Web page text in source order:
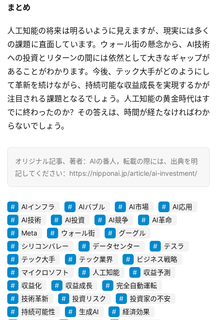
ー
ス
A
I
ツ
ー
ル
ッ
用
お
問
い
合
わ
せ
まとめ
人工知能の将来は明るいように見えますが、現実には多く
の課題に直面しています。ウォール街の懸念から、AI技術
への投資とリターンの間には依然として大きなギャップが
あることがわかります。今後、テック大手がどのようにし
て革新を続けながら、持続可能な収益成長を実現するかが
注目される課題となるでしょう。人工知能の黄金時代はす
でに終わったのか？その答えは、時間が経たなければわか
らないでしょう。
オリジナル記事、著者：AIの番人，転載の際には、出典を明
記してください：https://nipponai.jp/article/ai-investment/
AIインフラ AIバブル AI市場
AI応用
AI技術
AI投資 AI競争
AI革命
Meta
ウォール街
グーグル
シリコンバレー
データセンター
テスラ
テック大手
テック業界
ビジネス戦略
マイクロソフト
人工知能
収益予測
収益化
収益成長
完全自動運転
技術革新
投資リスク
投資家の不安
持続可能性
生成AI
経済効果